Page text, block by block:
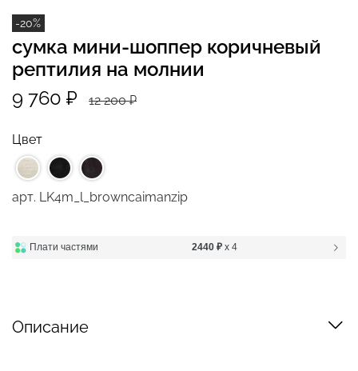
-20%
арт. LK4m_l_browncaimanzip
сумка мини-шоппер коричневый
рептилия на молнии
9 760 ₽
12 200 ₽
Цвет
Плати частями 2440 ₽ x 4
Описание